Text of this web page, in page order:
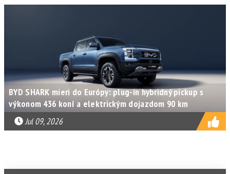
BYD SHARK mieri do Európy: plug-in hybridný pickup s
výkonom 436 koní a elektrickým dojazdom 90 km
Jul 09, 2026